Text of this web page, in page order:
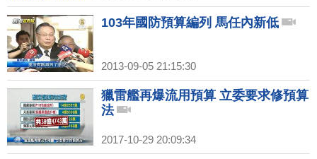
103年國防預算編列 馬任內新低
2013-09-05 21:15:30
獵雷艦再爆流用預算 立委要求修預算
法
2017-10-29 20:09:34